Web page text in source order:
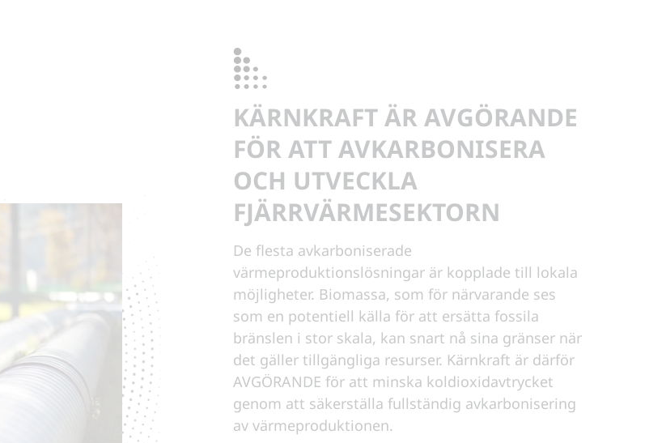
KÄRNKRAFT ÄR AVGÖRANDE
FÖR ATT AVKARBONISERA
OCH UTVECKLA
FJÄRRVÄRMESEKTORN
De flesta avkarboniserade
värmeproduktionslösningar är kopplade till lokala
möjligheter. Biomassa, som för närvarande ses
som en potentiell källa för att ersätta fossila
bränslen i stor skala, kan snart nå sina gränser när
det gäller tillgängliga resurser. Kärnkraft är därför
AVGÖRANDE för att minska koldioxidavtrycket
genom att säkerställa fullständig avkarbonisering
av värmeproduktionen.